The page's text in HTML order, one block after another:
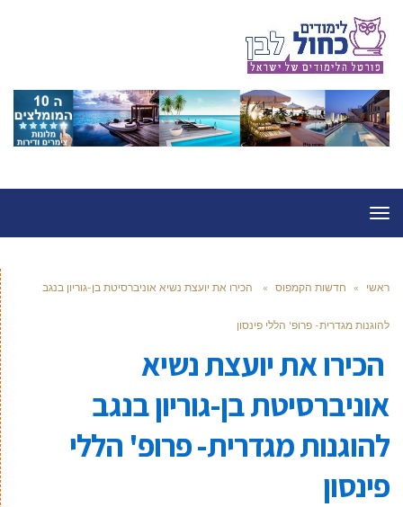
תפריט
ראשי » חדשות הקמפוס » הכירו את יועצת נשיא אוניברסיטת בן-גוריון בנגב
להוגנות מגדרית- פרופ' הללי פינסון
הכירו את יועצת נשיא
אוניברסיטת בן-גוריון בנגב
להוגנות מגדרית- פרופ' הללי
פינסון